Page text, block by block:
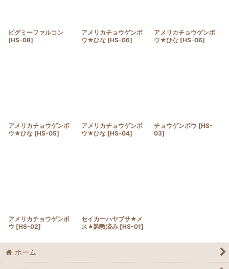
ピグミーファルコン
[HS-08]
アメリカチョウゲンボ
ウ★ひな [HS-06]
アメリカチョウゲンボ
ウ★ひな [HS-06]
アメリカチョウゲンボ
ウ★ひな [HS-05]
アメリカチョウゲンボ
ウ★ひな [HS-04]
チョウゲンボウ [HS-
03]
アメリカチョウゲンボ
ウ [HS-02]
セイカーハヤブサ★メ
ス★調教済み [HS-01]
ホーム